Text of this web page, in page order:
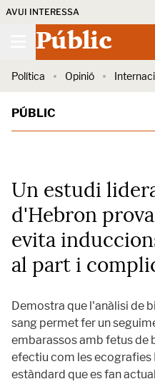
AVUI INTERESSA
Públic
Política Opinió
PÚBLIC
Un estudi
d'Hebron
evita
al part i
Demostra que l'anàlisi de
sang permet fer un
embarassos amb fetus de
efectiu com les ecografies
estàndard que es fan